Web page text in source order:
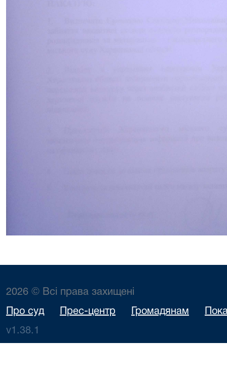
2026 © Всі права захищені
Про суд Прес-центр Громадянам
v1.38.1